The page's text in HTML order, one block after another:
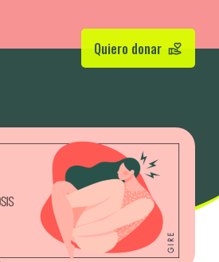
Quiero donar